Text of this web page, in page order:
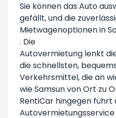
Sie können das Auto
gefällt, und die
Mietwagenoptionen in
. Die
Autovermietung lenkt
die schnellsten,
Verkehrsmittel, die an
wie Samsun von Ort zu
RentiCar hingegen führt
Autovermietungsservice